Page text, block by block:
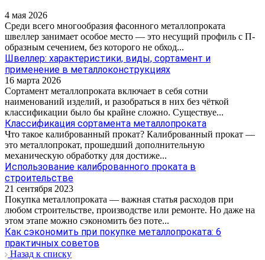
4 мая 2026
Среди всего многообразия фасонного металлопроката
швеллер занимает особое место — это несущий профиль с П-
образным сечением, без которого не обход...
Швеллер: характеристики, виды, сортамент и
применение в металлоконструкциях
16 марта 2026
Сортамент металлопроката включает в себя сотни
наименований изделий, и разобраться в них без чёткой
классификации было бы крайне сложно. Существуе...
Классификация сортамента металлопроката
Что такое калиброванный прокат? Калиброванный прокат —
это металлопрокат, прошедший дополнительную
механическую обработку для достиже...
Использование калиброванного проката в
строительстве
21 сентября 2023
Покупка металлопроката — важная статья расходов при
любом строительстве, производстве или ремонте. Но даже на
этом этапе можно сэкономить без поте...
Как сэкономить при покупке металлопроката: 6
практичных советов
Назад к списку